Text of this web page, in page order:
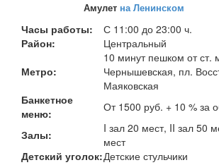
Амулет на Ленинском
Часы работы:
С 11:00 до 23:00 ч.
Район:
Центральный
Метро:
10 минут пешком от ст.
Чернышевская, пл.
Маяковская
Банкетное
меню:
От 1500 руб. + 10 % за
Залы:
I зал 20 мест, II зал 50
мест
Детский уголок:Детские стульчики